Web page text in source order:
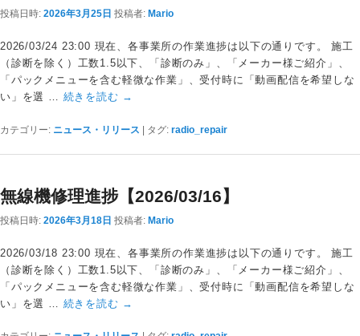
投稿日時: 2026年3月25日 投稿者: Mario
2026/03/24 23:00 現在、各事業所の作業進捗は以下の通りです。 施工
（診断を除く）工数1.5以下、「診断のみ」、「メーカー様ご紹介」、
「パックメニューを含む軽微な作業」、受付時に「動画配信を希望しな
い」を選 … 続きを読む →
カテゴリー: ニュース・リリース | タグ: radio_repair
無線機修理進捗【2026/03/16】
投稿日時: 2026年3月18日 投稿者: Mario
2026/03/18 23:00 現在、各事業所の作業進捗は以下の通りです。 施工
（診断を除く）工数1.5以下、「診断のみ」、「メーカー様ご紹介」、
「パックメニューを含む軽微な作業」、受付時に「動画配信を希望しな
い」を選 … 続きを読む →